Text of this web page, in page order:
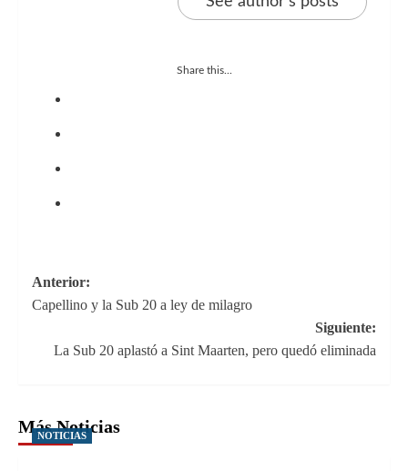
Share this...
Navegación
de
entradas
Anterior:
Capellino y la Sub 20 a ley de milagro
Siguiente:
La Sub 20 aplastó a Sint Maarten, pero quedó eliminada
Más Noticias
NOTICIAS